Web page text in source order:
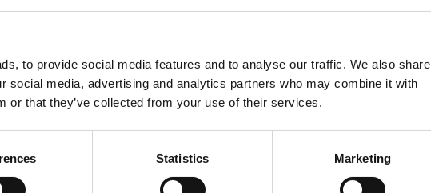
to provide social media features and to analyse our traffic. We also share
social media, advertising and analytics partners who may combine it with
or that they’ve collected from your use of their services.
Statistics Marketing